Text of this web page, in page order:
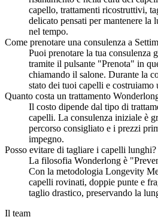
capello, trattamenti ricostruttivi,
delicato pensati per mantenere la
nel tempo.
Come prenotare una consulenza a
Puoi prenotare la tua consulenza
tramite il pulsante "Prenota" in
chiamando il salone. Durante la
stato dei tuoi capelli e costruiamo
Quanto costa un trattamento
Il costo dipende dal tipo di
capelli. La consulenza iniziale è
percorso consigliato e i prezzi
impegno.
Posso evitare di tagliare i capelli lunghi?
La filosofia Wonderlong è
Con la metodologia Longevity
capelli rovinati, doppie punte e
taglio drastico, preservando la
Il team